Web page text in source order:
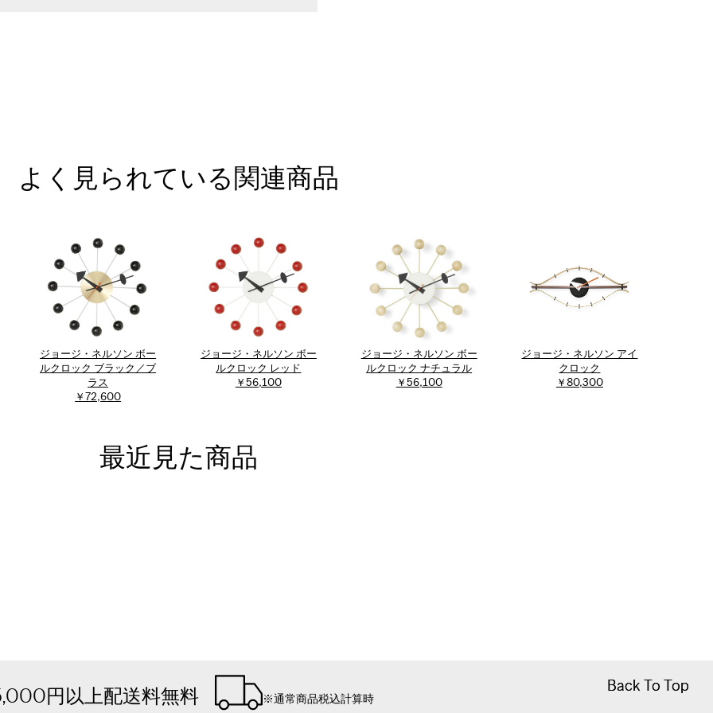
よく見られている関連商品
ジョージ・ネルソン ボー
ルクロック ブラック／ブ
ラス
￥72,600
ジョージ・ネルソン ボー
ルクロック レッド
￥56,100
ジョージ・ネルソン ボー
ルクロック ナチュラル
￥56,100
ジョージ・ネルソン アイ
クロック
￥80,300
最近見た商品
Back To Top
Back To Top
円以上配送料無料 ※通常商品税込計算時